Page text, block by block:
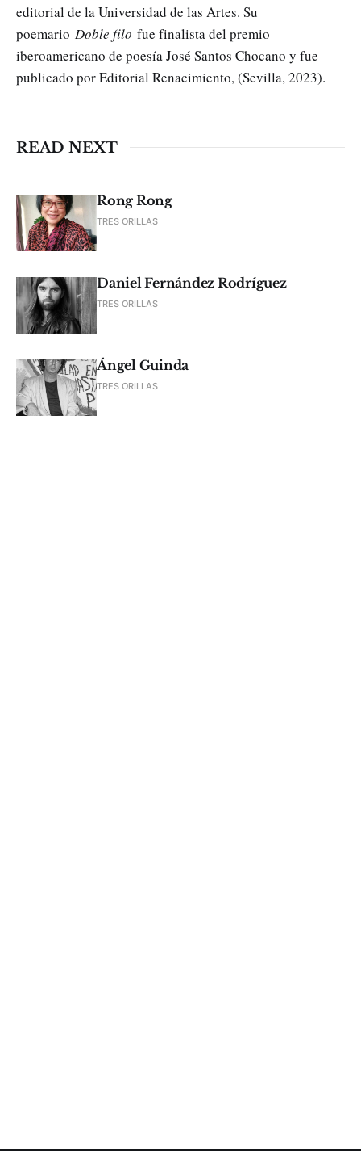
editorial de la Universidad de las Artes. Su
poemario Doble filo fue finalista del premio
iberoamericano de poesía José Santos Chocano y fue
publicado por Editorial Renacimiento, (Sevilla, 2023).
READ NEXT
Rong Rong
TRES ORILLAS
Daniel Fernández Rodríguez
TRES ORILLAS
Ángel Guinda
TRES ORILLAS